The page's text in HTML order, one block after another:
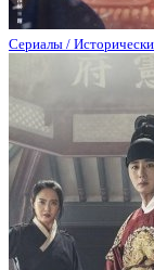
Сериалы /